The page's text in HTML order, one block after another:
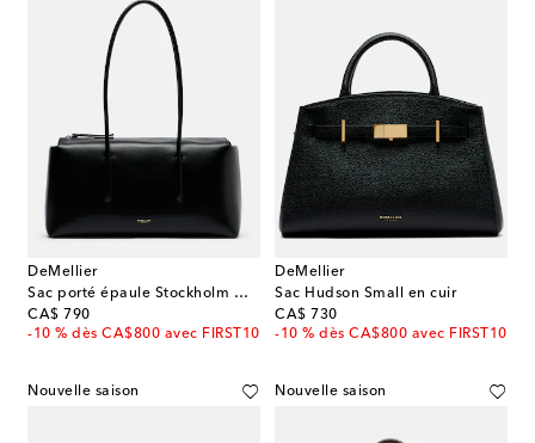
DeMellier
Sac porté épaule Stockholm Medium en cuir
CA$ 790
original price
-10 % dès CA$800 avec FIRST10
DeMellier
Sac Hudson Small en cuir
CA$ 730
original price
-10 % dès CA$800 avec FIRST10
Nouvelle saison Nouvelle saison